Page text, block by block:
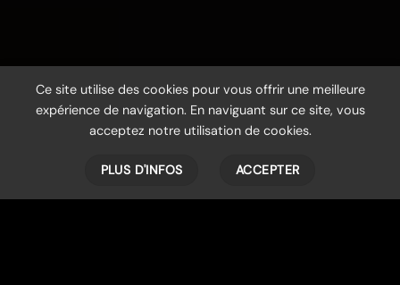
Ce site utilise des cookies pour vous offrir une meilleure
expérience de navigation. En naviguant sur ce site, vous
acceptez notre utilisation de cookies.
PLUS D'INFOS ACCEPTER